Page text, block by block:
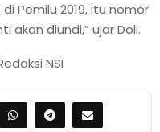
Pemilu 2019, itu nomor
akan diundi,” ujar Doli.
NSI